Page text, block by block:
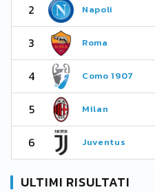
2 Napoli
3 Roma
4 Como 1907
5 Milan
6 Juventus
ULTIMI RISULTATI